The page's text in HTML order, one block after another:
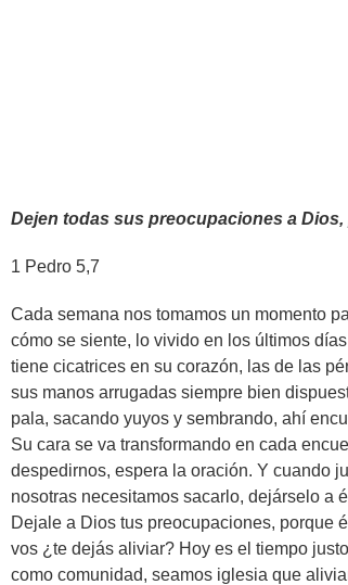
Dejen todas sus preocupaciones a
1 Pedro 5,7
Cada semana nos tomamos un momento
cómo se siente, lo vivido en los últimos
tiene cicatrices en su corazón, las de las
sus manos arrugadas siempre bien
pala, sacando yuyos y sembrando, ahí
Su cara se va transformando en cada
despedirnos, espera la oración. Y cuando
nosotras necesitamos sacarlo, dejárselo a
Dejale a Dios tus preocupaciones, porque
vos ¿te dejás aliviar? Hoy es el tiempo
como comunidad, seamos iglesia que